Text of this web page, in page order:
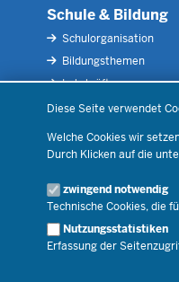
Diese Seite verwendet
Welche Cookies wir
Durch Klicken auf die
zwingend notwendig
Technische Cookies, die
Nutzungsstatistiken
Erfassung der
Schule & Bildung
Schulorganisation
Bildungsthemen
Lehrkräfte
Recht